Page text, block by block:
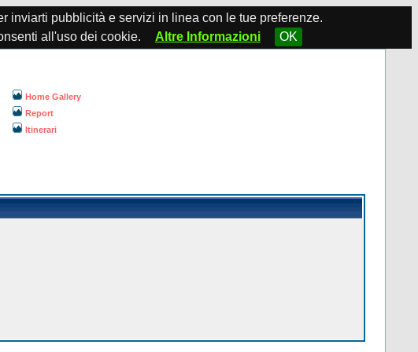
inviarti pubblicità e servizi in linea con le tue preferenze.
all'uso dei cookie.
Altre Informazioni OK
Home Gallery
Report
Itinerari